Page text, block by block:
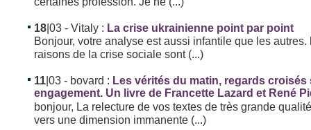
18|03 - Vitaly : La crise ukrainienne point par point
Bonjour, votre analyse est aussi infantile que les autres.
raisons de la crise sociale sont (...)
11 |03 - bovard : Les vérités du matin, regards croisés
engagement. Un livre de Francette Lazard et René
bonjour, La relecture de vos textes de très grande
vers une dimension immanente (...)